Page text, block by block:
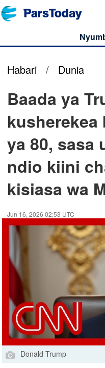
Habari / Dunia
Baada ya
kusherekea
ya 80, sasa
ndio kiini
kisiasa wa
Jun 16, 2026 02:53 UTC
Donald Trump